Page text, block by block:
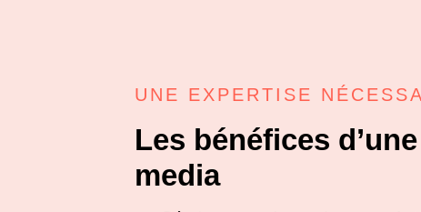
UNE EXPERTISE
Les bénéfices
media